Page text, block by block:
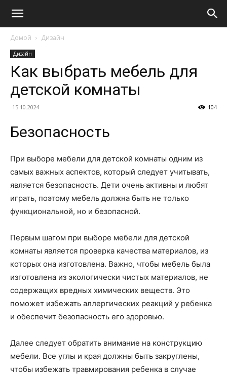
Домой Дизайн
Дизайн
Как выбрать мебель для
детской комнаты
15.10.2024 104
Безопасность
При выборе мебели для детской комнаты одним из
самых важных аспектов, который следует учитывать,
является безопасность. Дети очень активны и любят
играть, поэтому мебель должна быть не только
функциональной, но и безопасной.
Первым шагом при выборе мебели для детской
комнаты является проверка качества материалов, из
которых она изготовлена. Важно, чтобы мебель была
изготовлена из экологически чистых материалов, не
содержащих вредных химических веществ. Это
поможет избежать аллергических реакций у ребенка
и обеспечит безопасность его здоровью.
Далее следует обратить внимание на конструкцию
мебели. Все углы и края должны быть закруглены,
чтобы избежать травмирования ребенка в случае